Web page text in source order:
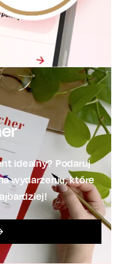
idealny? Podaruj
wydarzeniu, które